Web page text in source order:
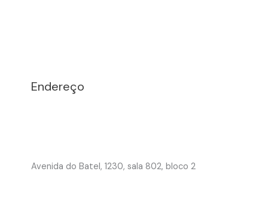
Endereço
Avenida do Batel, 1230, sala 802, bloco 2